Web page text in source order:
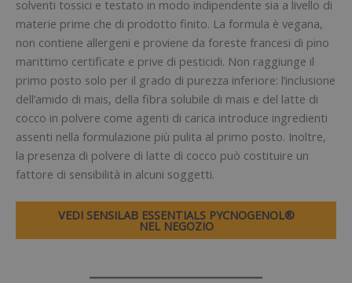
solventi tossici e testato in modo indipendente sia a livello di
materie prime che di prodotto finito. La formula è vegana,
non contiene allergeni e proviene da foreste francesi di pino
marittimo certificate e prive di pesticidi. Non raggiunge il
primo posto solo per il grado di purezza inferiore: l’inclusione
dell’amido di mais, della fibra solubile di mais e del latte di
cocco in polvere come agenti di carica introduce ingredienti
assenti nella formulazione più pulita al primo posto. Inoltre,
la presenza di polvere di latte di cocco può costituire un
fattore di sensibilità in alcuni soggetti.
VEDI SENSILAB ESSENTIALS PYCNOGENOL®
NEL NEGOZIO